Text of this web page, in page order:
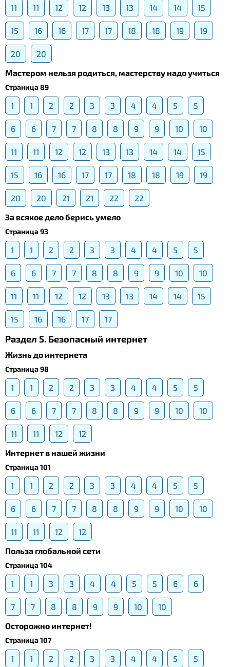
11 11 12 12 13 13 14 14 15
15 16 16 17 17 18 18 19 19
20
20
Мастером нельзя родиться, мастерству надо учиться
Страница 89
1 1 2 2 3 3 4 4 5 5
6 6 7 7 8 8 9 9 10 10
11 11 12 12 13 13 14 14 15
15 16 16 17 17 18 18 19 19
20 20 21 21 22
22
За всякое дело берись умело
Страница 93
1 1 2 2 3 3 4 4 5 5
6 6 7 7 8 8 9 9 10 10
11 11 12 12 13 13 14 14 15
15 16 16 17 17
Раздел 5. Безопасный интернет
Жизнь до интернета
Страница 98
1 1 2 2 3 3 4 4 5 5
6 6 7 7 8 8 9 9 10 10
11 11 12
12
Интернет в нашей жизни
Страница 101
1 1 2 2 3 3 4 4 5 5
6 6 7 7 8 8 9 9 10 10
11 11 12
12
Польза глобальной сети
Страница 104
1 1 3 3 4 4 5 5 6 6
7 7 8 8 9 9 10
10
Осторожно интернет!
Страница 107
1 1 2 2 3 3 4 4 5 5